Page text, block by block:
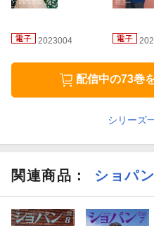
2023004
配信中の73巻
シリーズ
関連商品 ： ショパ